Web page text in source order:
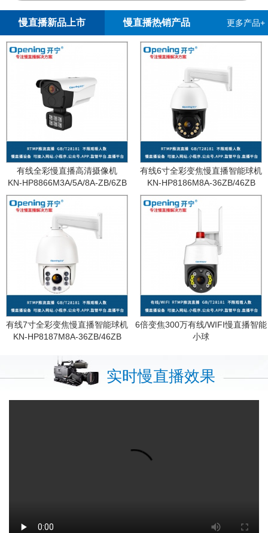
慢直播新品上市 慢直播热销产品 更多产品+
有线全彩慢直播高清摄像机
KN-HP8866M3A/5A/8A-ZB/6ZB
有线6寸全彩变焦慢直播智能球机
KN-HP8186M8A-36ZB/46ZB
有线7寸全彩变焦慢直播智能球机
KN-HP8187M8A-36ZB/46ZB
6倍变焦300万有线/WIFI慢直播智能
小球
实时慢直播效果